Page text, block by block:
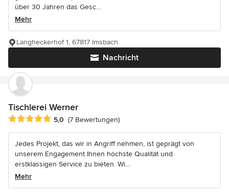
über 30 Jahren das Gesc...
Mehr
Nachricht
Langheckerhof 1, 67817 Imsbach
Tischlerei Werner
Durchschnittliche Bewertung: 5 von 5 Sternen
5,0 (7 Bewertungen)
Jedes Projekt, das wir in Angriff nehmen, ist geprägt von
unserem Engagement Ihnen höchste Qualität und
erstklassigen Service zu bieten. Wi...
Mehr